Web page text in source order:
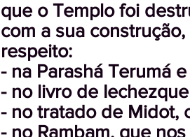
que o Templo foi
com a sua
respeito:
- na Parashá Terumá
- no livro de
- no tratado de Midot,
- no Rambam, que